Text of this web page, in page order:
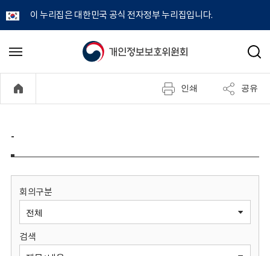
이 누리집은 대한민국 공식 전자정부 누리집입니다.
개
정
보
원
메
기
검
인쇄 공유
-
회의구분
검색